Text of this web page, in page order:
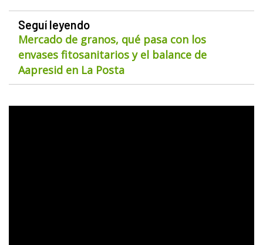
Seguí leyendo
Mercado de granos, qué pasa con los
envases fitosanitarios y el balance de
Aapresid en La Posta